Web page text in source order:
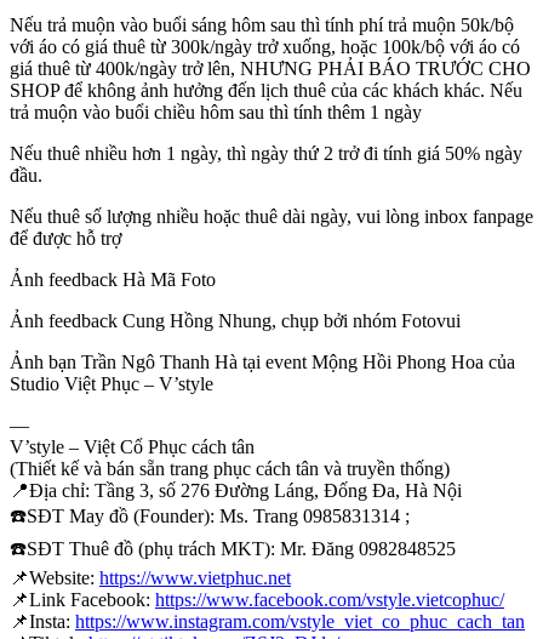
Nếu trả muộn vào buổi sáng hôm sau thì tính phí trả muộn 50k/bộ
với áo có giá thuê từ 300k/ngày trở xuống, hoặc 100k/bộ với áo có
giá thuê từ 400k/ngày trở lên, NHƯNG PHẢI BÁO TRƯỚC CHO
SHOP để không ảnh hưởng đến lịch thuê của các khách khác. Nếu
trả muộn vào buổi chiều hôm sau thì tính thêm 1 ngày
Nếu thuê nhiều hơn 1 ngày, thì ngày thứ 2 trở đi tính giá 50% ngày
đầu.
Nếu thuê số lượng nhiều hoặc thuê dài ngày, vui lòng inbox fanpage
để được hỗ trợ
Ảnh feedback Hà Mã Foto
Ảnh feedback Cung Hồng Nhung, chụp bởi nhóm Fotovui
Ảnh bạn Trần Ngô Thanh Hà tại event Mộng Hồi Phong Hoa của
Studio Việt Phục – V’style
—
V’style – Việt Cổ Phục cách tân
(Thiết kế và bán sẵn trang phục cách tân và truyền thống)
📍Địa chỉ: Tầng 3, số 276 Đường Láng, Đống Đa, Hà Nội
☎️SĐT May đồ (Founder): Ms. Trang 0985831314 ;
☎️SĐT Thuê đồ (phụ trách MKT): Mr. Đăng 0982848525
📌Website: https://www.vietphuc.net
📌Link Facebook: https://www.facebook.com/vstyle.vietcophuc/
📌Insta: https://www.instagram.com/vstyle_viet_co_phuc_cach_tan